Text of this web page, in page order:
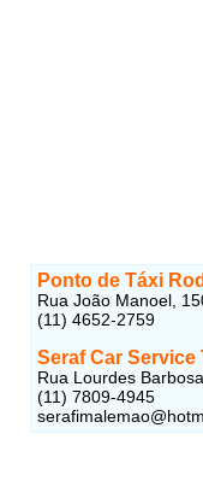
Ponto de Táxi
Rua João Manoel,
(11) 4652-2759
Seraf Car
Rua Lourdes
(11) 7809-4945